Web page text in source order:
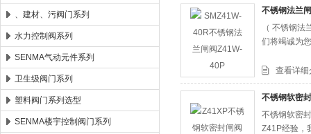
、建材、污阀门系列
水力控制阀系列
SENMA气动元件系列
卫生级阀门系列
塑料阀门系列选型
SENMA楼宇控制阀门系列
不锈钢法兰
（ 不锈钢
们将竭诚为
查看详细
不锈钢软密
不锈钢软密
Z41P经验，